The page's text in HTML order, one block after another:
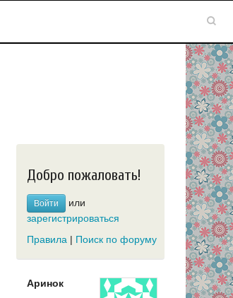
Добро пожаловать!
Войти
или
зарегистрироваться
Правила | Поиск по форуму
Аринок